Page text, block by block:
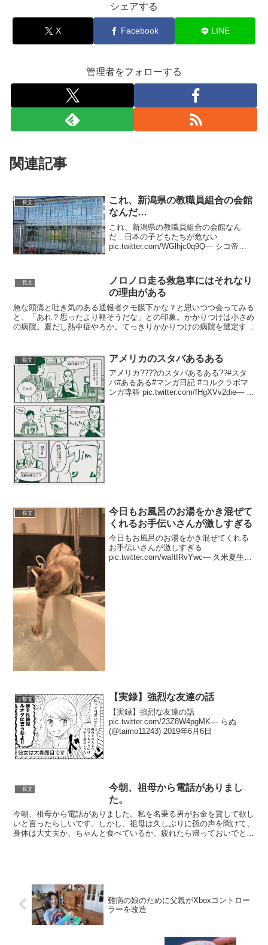
シェアする
X Facebook LINE
管理者をフォローする
関連記事
長文
これ、新潟県の教職員組合の会館
なんだ…
これ、新潟県の教職員組合の会館なん
だ…日本の子どもたちが危ない
pic.twitter.com/WGlhjc0q9Q— シコ帝
うけど、原発肯定...
長文
ノロノロ走る救急車にはそれなり
の理由がある
急な頭痛と吐き気のある通報者クモ膜下かな？と思いつつ会ってみる
と、「あれ？思ったより軽そうだな」との印象。かかりつけは小さめ
の病院。夏だし熱中症やろか。てっきりかかりつけの病院を選定する
長文 アメリカのスタバあるある
アメリカ????のスタバあるある??#スタ
バ#あるある#マンガ日記 #コルクラボマ
ンガ専科 pic.twitter.com/fHgXVv2die— じ
長文
今日もお風呂のお湯をかき混ぜて
くれるお手伝いさんが激しすぎる
今日もお風呂のお湯をかき混ぜてくれる
お手伝いさんが激しすぎる
pic.twitter.com/waItIRvYwc— 久米夏生@
長文 【実録】強烈な友達の話
【実録】強烈な友達の話
pic.twitter.com/23Z8W4pgMK— らぬ
(@taimo11243) 2019年6月6日
長文
今朝、祖母から電話がありまし
た。
今朝、祖母から電話がありました。私を名乗る男がお金を貸して欲し
いと言ったらしいです。しかし、祖母は久しぶりに孫の声を聞けて、
身体は大丈夫か、ちゃんと食べているか、疲れたら帰っておいでと、
難病の娘のために父親がXboxコントロー
ラーを改造